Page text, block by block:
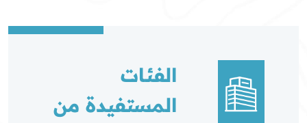
الفئات
المستفيدة من